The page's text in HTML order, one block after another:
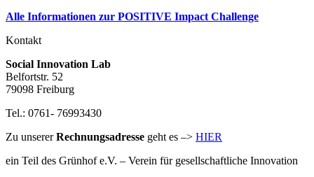
Alle Informationen zur POSITIVE Impact Challenge
Kontakt
Social Innovation Lab
Belfortstr. 52
79098 Freiburg
Tel.: 0761- 76993430
Zu unsererRechnungsadresse geht es –> HIER
ein Teil des Grünhof e.V. – Verein für gesellschaftliche Innovation